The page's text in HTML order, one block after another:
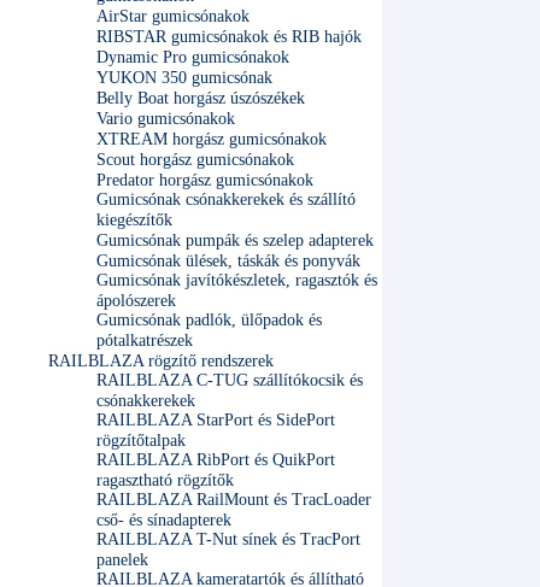
AirStar gumicsónakok
RIBSTAR gumicsónakok és RIB hajók
Dynamic Pro gumicsónakok
YUKON 350 gumicsónak
Belly Boat horgász úszószékek
Vario gumicsónakok
XTREAM horgász gumicsónakok
Scout horgász gumicsónakok
Predator horgász gumicsónakok
Gumicsónak csónakkerekek és szállító
kiegészítők
Gumicsónak pumpák és szelep adapterek
Gumicsónak ülések, táskák és ponyvák
Gumicsónak javítókészletek, ragasztók és
ápolószerek
Gumicsónak padlók, ülőpadok és
pótalkatrészek
RAILBLAZA rögzítő rendszerek
RAILBLAZA C-TUG szállítókocsik és
csónakkerekek
RAILBLAZA StarPort és SidePort
rögzítőtalpak
RAILBLAZA RibPort és QuikPort
ragasztható rögzítők
RAILBLAZA RailMount és TracLoader
cső- és sínadapterek
RAILBLAZA T-Nut sínek és TracPort
panelek
RAILBLAZA kameratartók és állítható